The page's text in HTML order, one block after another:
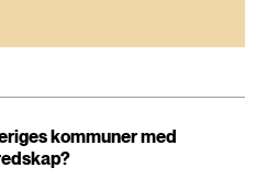
kommuner med